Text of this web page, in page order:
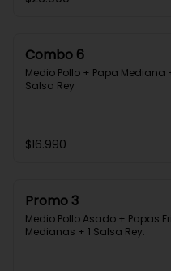
Combo 6
Medio Pollo + Papa Mediana
Salsa Rey
$16.990
Promo 3
Medio Pollo Asado + Papas
Medianas + 1 Salsa Rey.